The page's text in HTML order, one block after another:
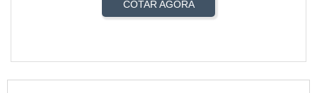
COTAR AGORA